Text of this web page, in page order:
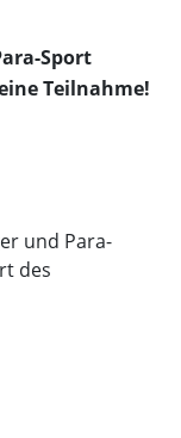
Sport
Teilnahme!
und Para-
des